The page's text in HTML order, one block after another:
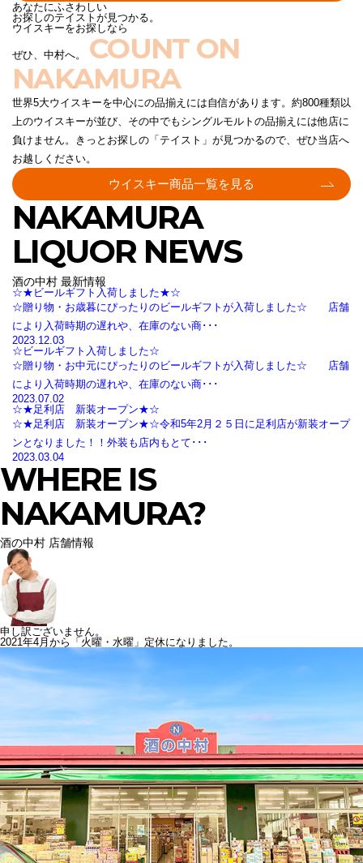
あなたにふさわしい
お探しのテイストが見つかる。
ウイスキーをお探しなら
ぜひ、中村へ。 COUNT ON
NAKAMURA
世界5大ウイスキーを中心にの品揃えには自信があります。約800種類以
上のウイスキーが並び、その中でもシングルモルトの品揃えには他店に
負けません。きっとお探しの「テイスト」が見つかるので、ぜひ当店へ
お越しください。
ウイスキー商品一覧を見る
NAKAMURA
LIQUOR NEWS
酒の中村 最新情報
☆★ビールギフト入荷しました★☆
☆贈り物・お歳暮にぴったりのビールギフトが入荷しました☆ 店舗
により入荷時期の遅れや、在庫のない商･･･
2023.12.03
☆ビールギフト入荷しました☆
☆贈り物・お中元にぴったりのビールギフトが入荷しました☆ 店舗
により入荷時期の遅れや、在庫のない商･･･
2023.07.02
☆★足利店 新装オープン★☆
☆★足利店 新装オープン★☆令和5年2月２５日に足利店が新装オープ
ンとなりました！！外装も店内もとて･･･
2023.03.04
WHERE IS
NAKAMURA?
酒の中村 店舗情報
申し訳ございません。
2021年4月から「火曜・水曜」定休になりました。